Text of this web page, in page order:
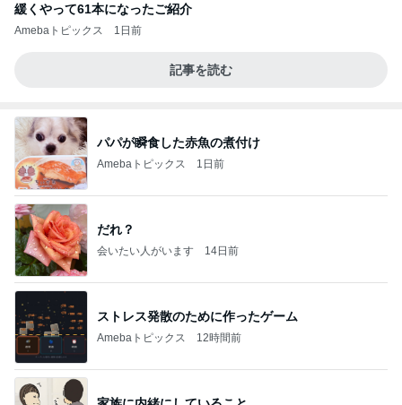
緩くやって61本になったご紹介
Amebaトピックス 1日前
記事を読む
パパが瞬食した赤魚の煮付け
Amebaトピックス 1日前
だれ？
会いたい人がいます 14日前
ストレス発散のために作ったゲーム
Amebaトピックス 12時間前